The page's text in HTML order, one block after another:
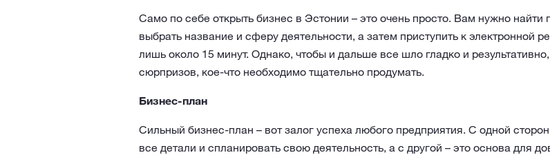
Само по себе открыть бизнес в Эстонии – это очень просто. Вам нужно
выбрать название и сферу деятельности, а затем приступить к электронной
лишь около 15 минут. Однако, чтобы и дальше все шло гладко и
сюрпризов, кое-что необходимо тщательно продумать.
Бизнес-план
Сильный бизнес-план – вот залог успеха любого предприятия. С одной
все детали и спланировать свою деятельность, а с другой – это основа для